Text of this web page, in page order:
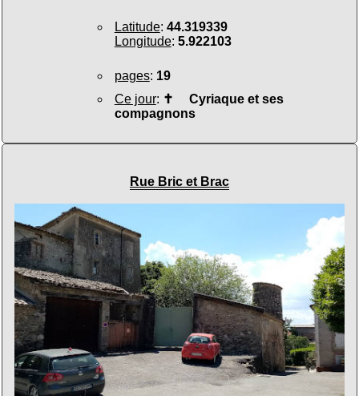
Latitude: 44.319339
Longitude: 5.922103
pages: 19
Ce jour: ✝ Cyriaque et ses
compagnons
Rue Bric et Brac